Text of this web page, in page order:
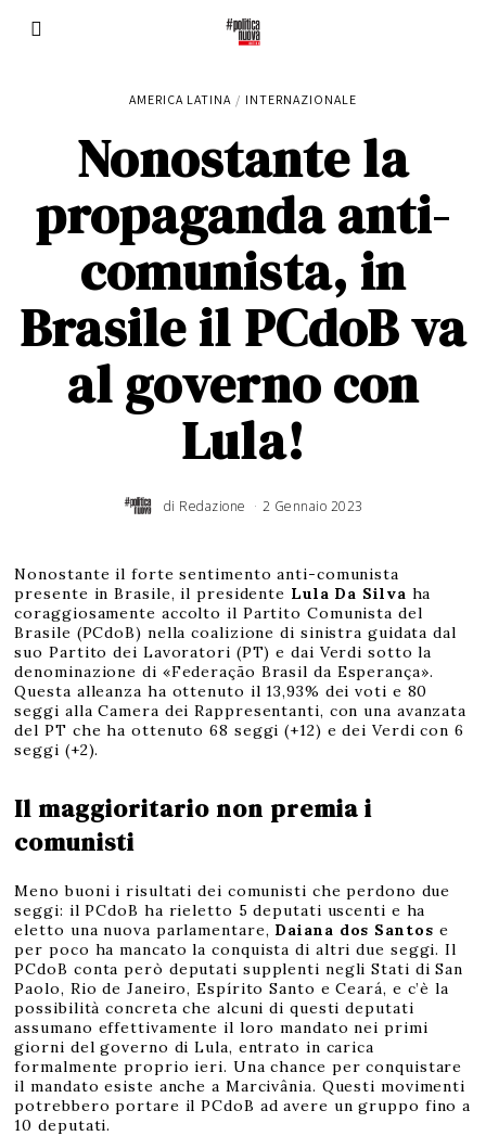
AMERICA LATINA / INTERNAZIONALE
Nonostante la
propaganda anti-
comunista, in
Brasile il PCdoB va
al governo con
Lula!
di Redazione 2 Gennaio 2023
Nonostante il forte sentimento anti-comunista
presente in Brasile, il presidente Lula Da Silva ha
coraggiosamente accolto il Partito Comunista del
Brasile (PCdoB) nella coalizione di sinistra guidata dal
suo Partito dei Lavoratori (PT) e dai Verdi sotto la
denominazione di «Federação Brasil da Esperança».
Questa alleanza ha ottenuto il 13,93% dei voti e 80
seggi alla Camera dei Rappresentanti, con una avanzata
del PT che ha ottenuto 68 seggi (+12) e dei Verdi con 6
seggi (+2).
Il maggioritario non premia i
comunisti
Meno buoni i risultati dei comunisti che perdono due
seggi: il PCdoB ha rieletto 5 deputati uscenti e ha
eletto una nuova parlamentare, Daiana dos Santos e
per poco ha mancato la conquista di altri due seggi. Il
PCdoB conta però deputati supplenti negli Stati di San
Paolo, Rio de Janeiro, Espírito Santo e Ceará, e c’è la
possibilità concreta che alcuni di questi deputati
assumano effettivamente il loro mandato nei primi
giorni del governo di Lula, entrato in carica
formalmente proprio ieri. Una chance per conquistare
il mandato esiste anche a Marcivânia. Questi movimenti
potrebbero portare il PCdoB ad avere un gruppo fino a
10 deputati.